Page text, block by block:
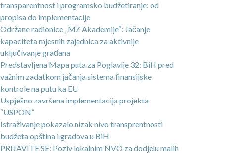
transparentnost i programsko budžetiranje: od
propisa do implementacije
Održane radionice „MZ Akademije“: Jačanje
kapaciteta mjesnih zajednica za aktivnije
uključivanje građana
Predstavljena Mapa puta za Poglavlje 32: BiH pred
važnim zadatkom jačanja sistema finansijske
kontrole na putu ka EU
Uspješno završena implementacija projekta
“USPON”
Istraživanje pokazalo nizak nivo transprentnosti
budžeta opština i gradova u BiH
PRIJAVITE SE: Poziv lokalnim NVO za dodjelu malih